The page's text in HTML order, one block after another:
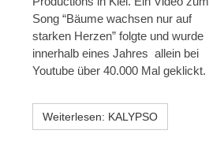
Song “Bäume wachsen nur auf
starken Herzen” folgte und wurde
innerhalb eines Jahres allein bei
Youtube über 40.000 Mal geklickt.
Weiterlesen: KALYPSO